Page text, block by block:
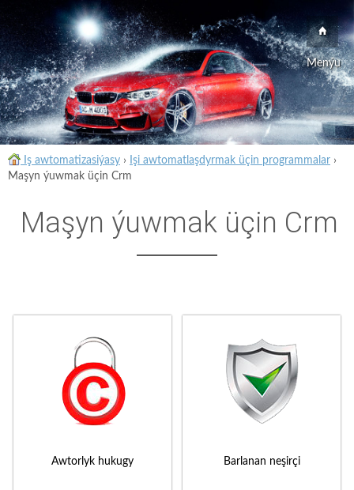
Menýu
Iş awtomatizasiýasy › Işi awtomatlaşdyrmak üçin programmalar ›
Maşyn ýuwmak üçin Crm
Maşyn ýuwmak üçin Crm
Awtorlyk hukugy Barlanan neşirçi